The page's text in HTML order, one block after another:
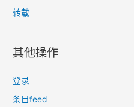
转载
其他操作
登录
条目feed